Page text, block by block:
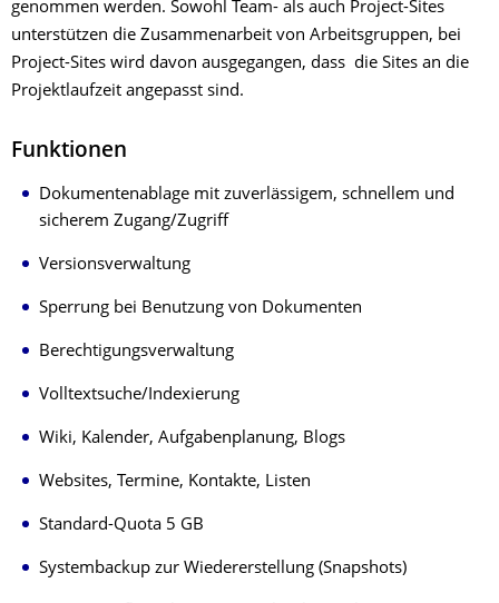
genommen werden. Sowohl Team- als auch Project-Sites
unterstützen die Zusammenarbeit von Arbeitsgruppen, bei
Project-Sites wird davon ausgegangen, dass die Sites an die
Projektlaufzeit angepasst sind.
Funktionen
Dokumentenablage mit zuverlässigem, schnellem und
sicherem Zugang/Zugriff
Versionsverwaltung
Sperrung bei Benutzung von Dokumenten
Berechtigungsverwaltung
Volltextsuche/Indexierung
Wiki, Kalender, Aufgabenplanung, Blogs
Websites, Termine, Kontakte, Listen
Standard-Quota 5 GB
Systembackup zur Wiedererstellung (Snapshots)